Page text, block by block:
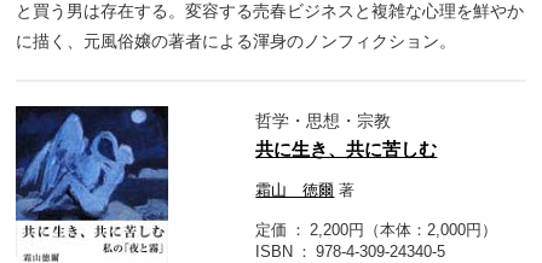
と買う男は存在する。変容する売春ビジネスと複雑な心理を鮮やか
に描く、元風俗嬢の著者による渾身のノンフィクション。
哲学・思想・宗教
共に生き、共に苦しむ
霜山 徳爾 著
定価
2,200円（本体：2,000円）
ISBN
978-4-309-24340-5